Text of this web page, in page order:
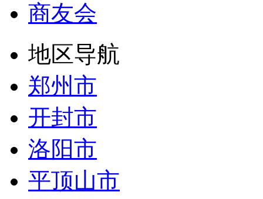
商友会
地区导航
郑州市
开封市
洛阳市
平顶山市